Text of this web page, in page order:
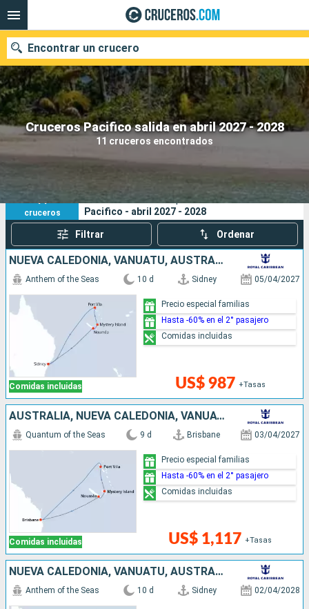
Cruceros Pacifico salida en abril 2027 - 2028
11 cruceros encontrados
Encontrar un crucero
Nuestros destinos
Fecha de salida
Puertos Compañías
Buscar
11
cruceros
Sus criterios de búsqueda:
Pacifico - abril 2027 - 2028
Filtrar Ordenar
NUEVA CALEDONIA, VANUATU, AUSTRALIA
Comidas incluidas
Anthem of the Seas 10 d Sidney 05/04/2027
US$ 987 +Tasas
Precio especial familias
Hasta -60% en el 2° pasajero
Comidas incluidas
AUSTRALIA, NUEVA CALEDONIA, VANUATU
Comidas incluidas
Quantum of the Seas 9 d Brisbane 03/04/2027
US$ 1,117 +Tasas
Precio especial familias
Hasta -60% en el 2° pasajero
Comidas incluidas
NUEVA CALEDONIA, VANUATU, AUSTRALIA
Anthem of the Seas 10 d Sidney 02/04/2028